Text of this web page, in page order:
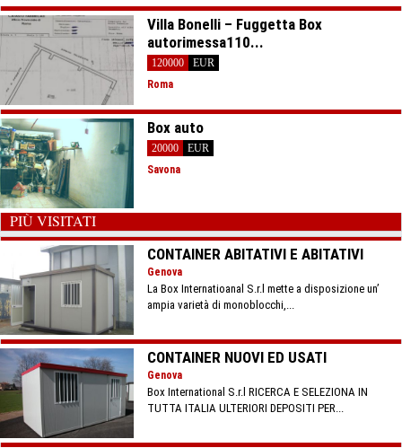
Villa Bonelli – Fuggetta Box
autorimessa110...
120000
EUR
Roma
Box auto
20000
EUR
Savona
PIÙ VISITATI
CONTAINER ABITATIVI E ABITATIVI
Genova
La Box Internatioanal S.r.l mette a disposizione un’
ampia varietà di monoblocchi,...
CONTAINER NUOVI ED USATI
Genova
Box International S.r.l RICERCA E SELEZIONA IN
TUTTA ITALIA ULTERIORI DEPOSITI PER...